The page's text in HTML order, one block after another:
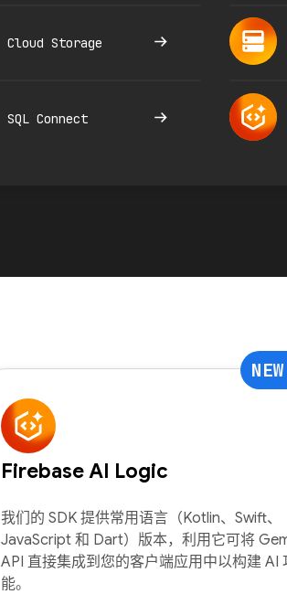
Cloud Storage
SQL Connect
Firebase AI Logic
我们的 SDK 提供常用语言（Kotlin、Swift、
JavaScript 和 Dart）版本，利用它可将
API 直接集成到您的客户端应用中以构建 AI
能。